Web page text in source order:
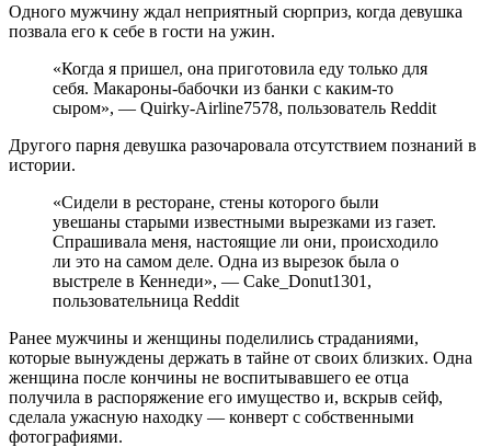
Одного мужчину ждал неприятный сюрприз, когда девушка
позвала его к себе в гости на ужин.
«Когда я пришел, она приготовила еду только для
себя. Макароны-бабочки из банки с каким-то
сыром», — Quirky-Airline7578, пользователь Reddit
Другого парня девушка разочаровала отсутствием познаний в
истории.
«Сидели в ресторане, стены которого были
увешаны старыми известными вырезками из газет.
Спрашивала меня, настоящие ли они, происходило
ли это на самом деле. Одна из вырезок была о
выстреле в Кеннеди», — Cake_Donut1301,
пользовательница Reddit
Ранее мужчины и женщины поделились страданиями,
которые вынуждены держать в тайне от своих близких. Одна
женщина после кончины не воспитывавшего ее отца
получила в распоряжение его имущество и, вскрыв сейф,
сделала ужасную находку — конверт с собственными
фотографиями.